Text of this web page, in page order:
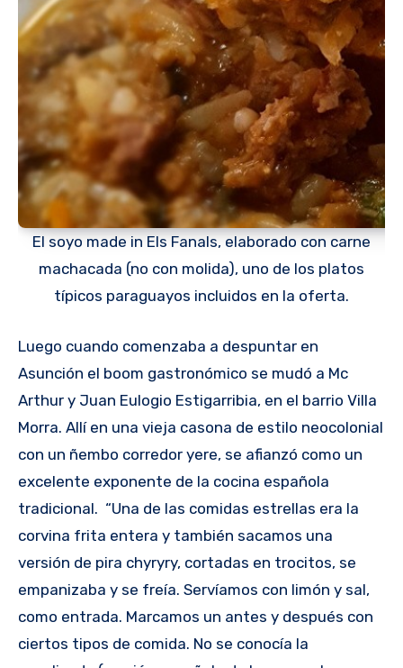
El soyo made in Els Fanals, elaborado con carne
machacada (no con molida), uno de los platos
típicos paraguayos incluidos en la oferta.
Luego cuando comenzaba a despuntar en
Asunción el boom gastronómico se mudó a Mc
Arthur y Juan Eulogio Estigarribia, en el barrio Villa
Morra. Allí en una vieja casona de estilo neocolonial
con un ñembo corredor yere, se afianzó como un
excelente exponente de la cocina española
tradicional. “Una de las comidas estrellas era la
corvina frita entera y también sacamos una
versión de pira chyryry, cortadas en trocitos, se
empanizaba y se freía. Servíamos con limón y sal,
como entrada. Marcamos un antes y después con
ciertos tipos de comida. No se conocía la